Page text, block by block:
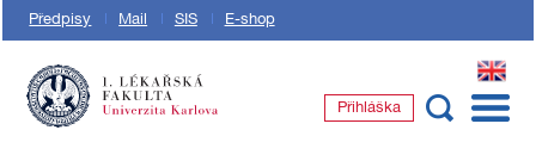
Předpisy Mail SIS E-shop
EN
Přihláška